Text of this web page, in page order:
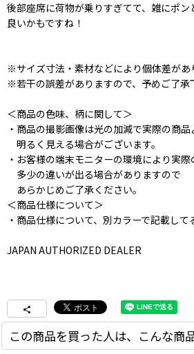
後部座席に荷物が乗りすぎてて、雑にポン
良いかもですね！
※サイズ寸法・素材などにより個体差があ
※若干の誤差がありますので、予めご了承
＜商品の色味、柄に関して＞
・商品の撮影画像は光の加減で実際の商品
明るく見える場合がございます。
・お客様の端末モニターの環境により実際
多少の違いが出る場合がありますので
あらかじめご了承ください。
＜商品仕様について＞
・商品仕様について、別カラーで記載して
JAPAN AUTHORIZED DEALER
この商品を買った人は、こんな商